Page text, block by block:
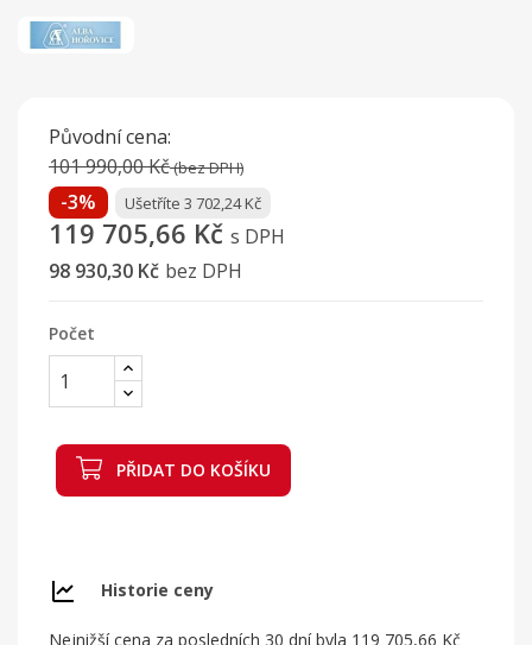
Původní cena:
101 990,00 Kč(bez DPH)
-3% Ušetříte 3 702,24 Kč
119 705,66 Kč s DPH
98 930,30 Kč bez DPH
Počet
PŘIDAT DO KOŠÍKU
Historie ceny
Nejnižší cena za posledních 30 dní byla 119 705,66 Kč